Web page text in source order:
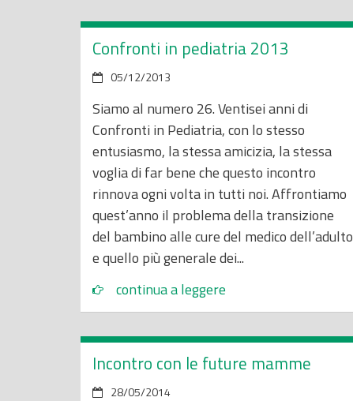
Confronti in pediatria 2013
05/12/2013
Siamo al numero 26. Ventisei anni di
Confronti in Pediatria, con lo stesso
entusiasmo, la stessa amicizia, la stessa
voglia di far bene che questo incontro
rinnova ogni volta in tutti noi. Affrontiamo
quest’anno il problema della transizione
del bambino alle cure del medico dell’adulto
e quello più generale dei...
continua a leggere
Incontro con le future mamme
28/05/2014